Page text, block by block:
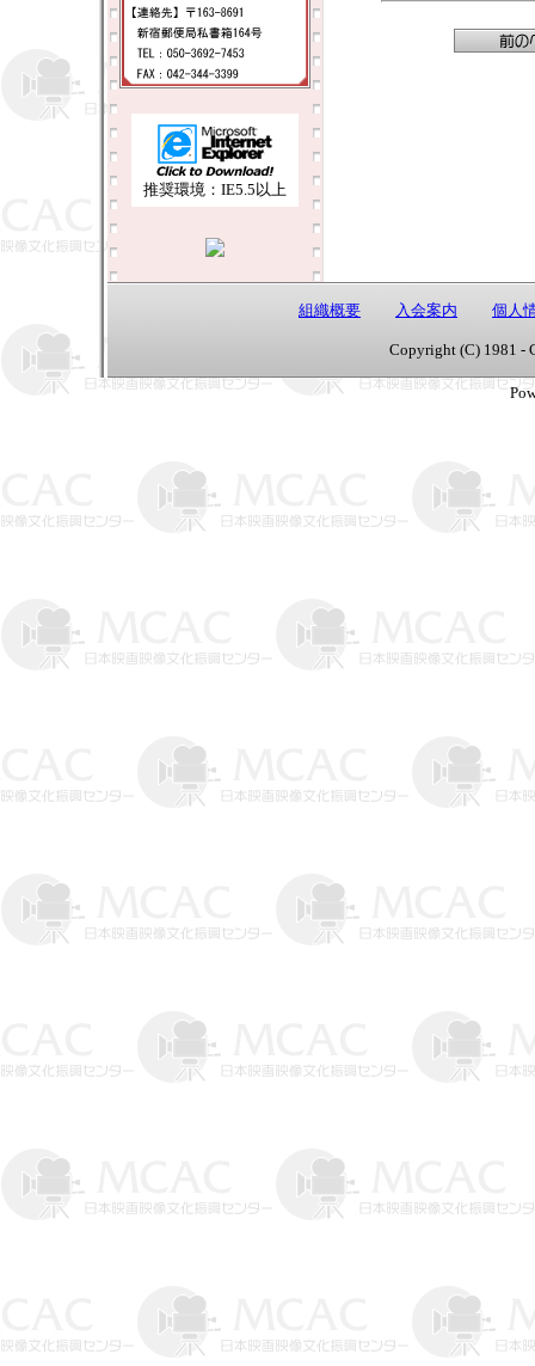
推奨環境：IE5.5以上
組織概要 入会案内 個人
Copyright (C) 1981 -